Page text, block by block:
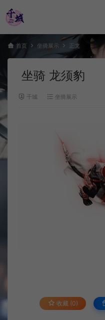
首页 坐骑展示 正文
坐骑 龙须豹
千城 坐骑展示
收藏 (0)